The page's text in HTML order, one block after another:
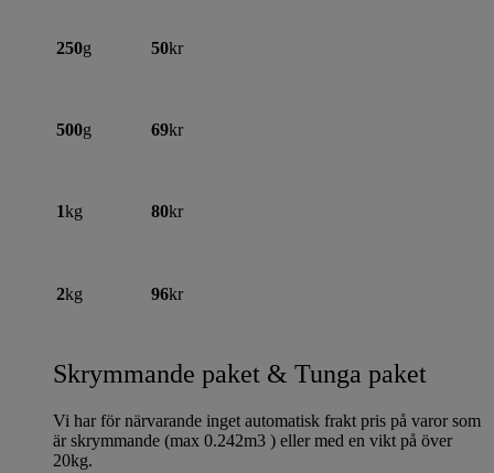
250g 50kr
500g 69kr
1kg 80kr
2kg 96kr
Skrymmande paket & Tunga paket
Vi har för närvarande inget automatisk frakt pris på varor som
är skrymmande (max 0.242m3 ) eller med en vikt på över
20kg.